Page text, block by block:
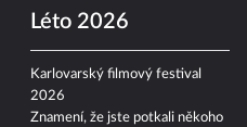
Léto 2026
Karlovarský filmový festival
2026
Znamení, že jste potkali někoho